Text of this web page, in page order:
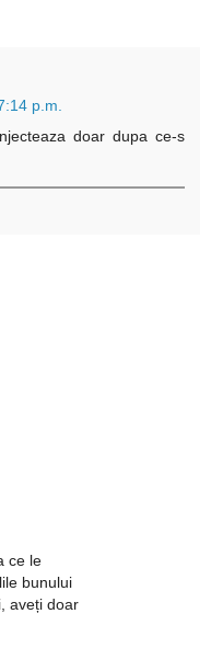
p.m.
doar dupa ce-s
ce le
bunului
aveți doar